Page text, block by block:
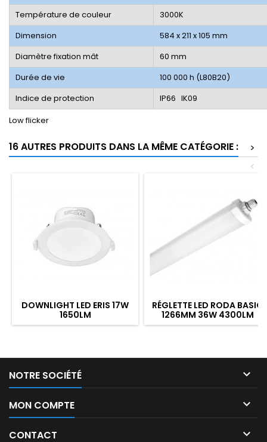
Température de couleur
3000K
Dimension
584 x 211 x 105 mm
Diamètre fixation mât
60 mm
Durée de vie
100 000 h (L80B20)
Indice de protection
IP66 IK09
Low flicker
16 AUTRES PRODUITS DANS LA MÊME CATÉGORIE :
>
<
DOWNLIGHT LED ERIS 17W
1650LM
3000/4000/6000°K IP65
RÉGLETTE LED RODA BASIC
1266MM 36W 4300LM
4000K IP65 TRAV.
NOTRE SOCIÉTÉ 
MON COMPTE 
CONTACT 